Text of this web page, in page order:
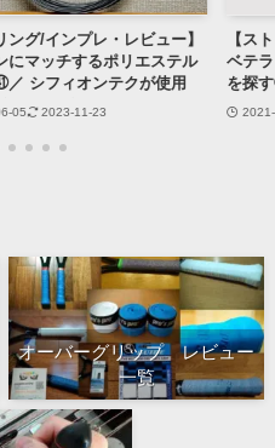
レ・レビュー】
るポリエステル
ンテクが使用
バー...
23
【ストリング/イ
ベテランにマッ
を探す㉖／プリ
17（PHANTOM
2021-12-04
オーバーグリップ レビュー
一覧